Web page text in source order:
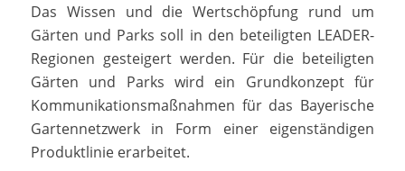
Das Wissen und die Wertschöpfung rund um
Gärten und Parks soll in den beteiligten LEADER-
Regionen gesteigert werden. Für die beteiligten
Gärten und Parks wird ein Grundkonzept für
Kommunikationsmaßnahmen für das Bayerische
Gartennetzwerk in Form einer eigenständigen
Produktlinie erarbeitet.